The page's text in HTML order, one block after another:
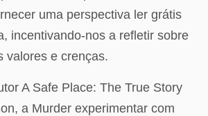
uma perspectiva ler grátis
incentivando-nos a refletir sobre
valores e crenças.
A Safe Place: The True Story
a Murder experimentar com